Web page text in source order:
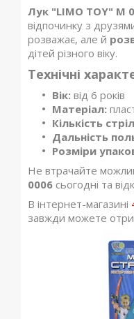
Лук "LIMO TOY" M
відпочинку з
розважає, але й
дітей різного віку.
Технічні
Вік: від 6 років
Матеріал:
Кількість
Дальність
Розміри
Не втрачайте
0006 сьогодні та
В інтернет-магазині
завжди можете